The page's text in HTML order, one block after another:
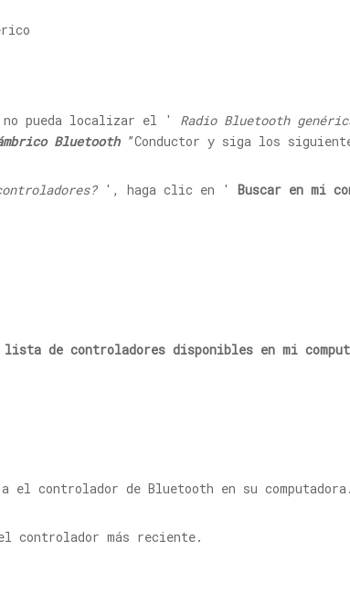
no pueda localizar el ' Radio Bluetooth
Bluetooth ”Conductor y siga los
', haga clic en ' Buscar en mi
de controladores disponibles en mi
controlador de Bluetooth en su computadora.
controlador más reciente.